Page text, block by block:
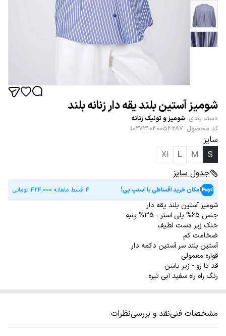
شومیز آستین بلند یقه دار زنانه بلند
دسته بندی: شومیز و تونیک زنانه
کد محصول:
102731040054287
سایز
S
M
L
Xl
جدول سایز
امکان خرید اقساطی با اسنپ پی! 4 قسط ماهانه 424,000 تومانی
شومیز آستین بلند یقه دار
جنس 65% پلی استر - 35% پنبه
خنک زیر دست لطیف
ضخامت کم
آستین بلند سر آستین دکمه دار
قواره معمولی
قد تا رو - زیر باسن
رنگ راه راه سفید آبی تیره
مشخصات فنینقد و بررسینظرات